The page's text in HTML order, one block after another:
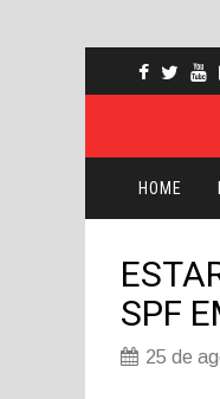
HOME
SPF
25 de